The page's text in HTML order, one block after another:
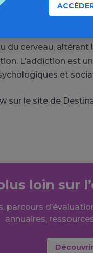
?
du cerveau,
L’addiction est
et
sur le site de
loin sur
parcours
annuaires,
Découvrir